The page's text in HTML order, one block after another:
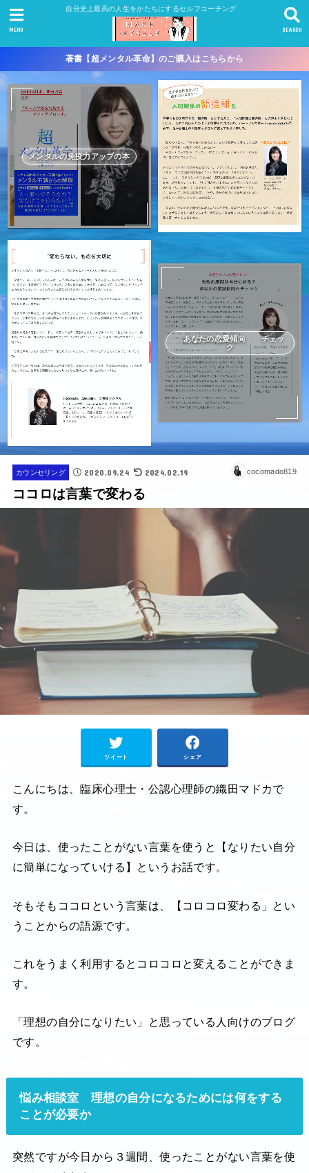
自分史上最高の人生をかたちにするセルフコーチング
SEARCH
MENU
著書【超メンタル革命】のご購入はこちらから
メンタルの免疫力アップの本
あなたの恋愛傾向 チェッ
ク
カウンセリング 2020.09.24 2024.02.19 cocomado819
ココロは言葉で変わる
ツイート シェア
こんにちは、臨床心理士・公認心理師の織田マドカで
す。
今日は、使ったことがない言葉を使うと【なりたい自分
に簡単になっていける】というお話です。
そもそもココロという言葉は、【コロコロ変わる」とい
うことからの語源です。
これをうまく利用するとコロコロと変えることができま
す。
「理想の自分になりたい」と思っている人向けのブログ
です。
悩み相談室 理想の自分になるためには何をする
ことが必要か
突然ですが今日から３週間、使ったことがない言葉を使